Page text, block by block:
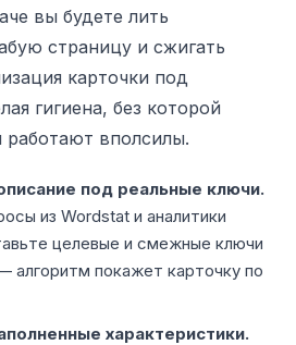
вы будете лить
страницу и сжигать
карточки под
гигиена, без которой
вполсилы.
под реальные ключи.
из Wordstat и аналитики
целевые и смежные ключи
алгоритм покажет карточку по
характеристики.